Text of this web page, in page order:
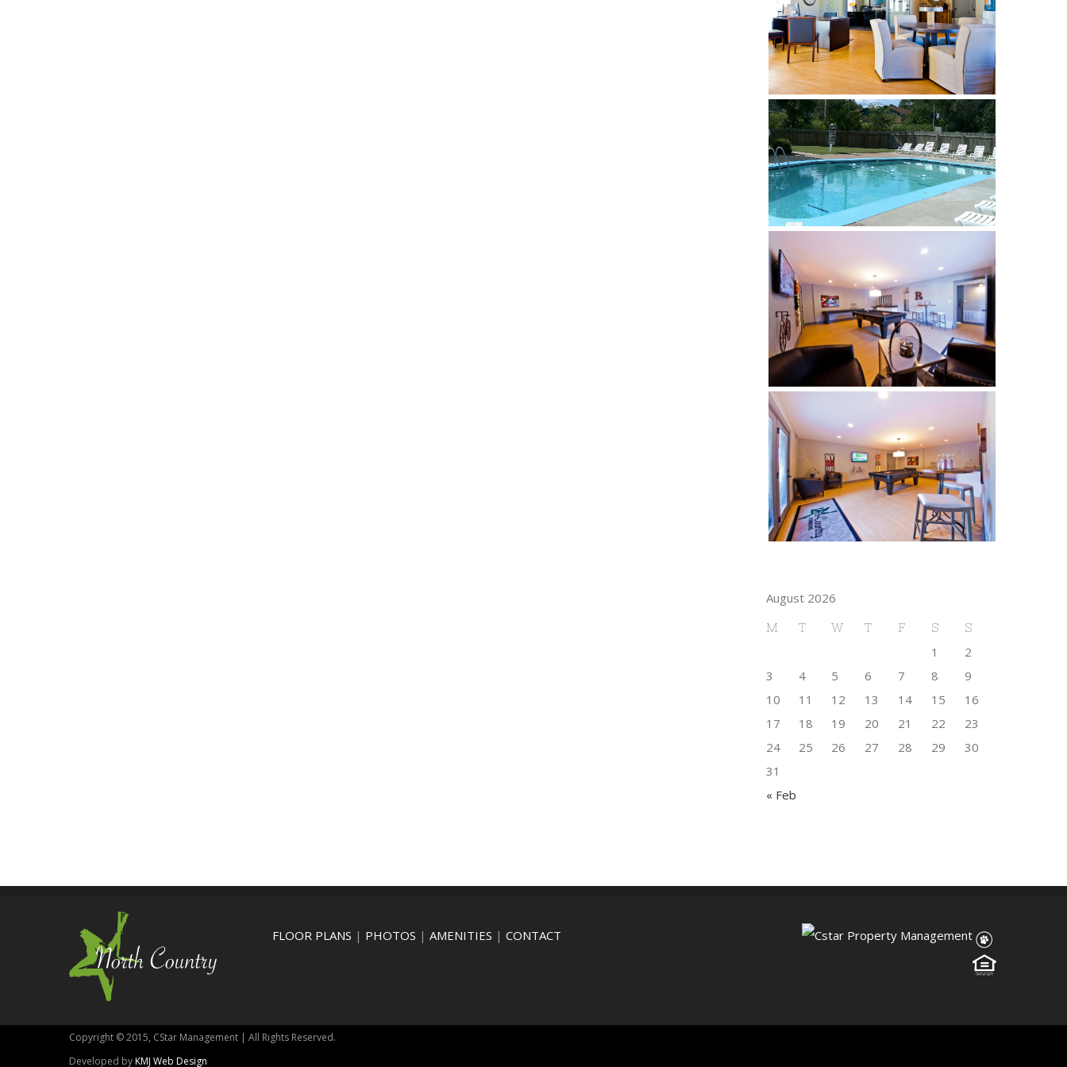
August 2026
M T W T F S S
1
2
3
4 5 6 7 8
9
10
11 12 13 14 15
16
17
18 19 20 21 22
23
24
25 26 27 28 29
30
31
« Feb
FLOOR PLANS | PHOTOS | AMENITIES | CONTACT
Copyright © 2015, CStar Management | All Rights Reserved.
Developed byKMJ Web Design